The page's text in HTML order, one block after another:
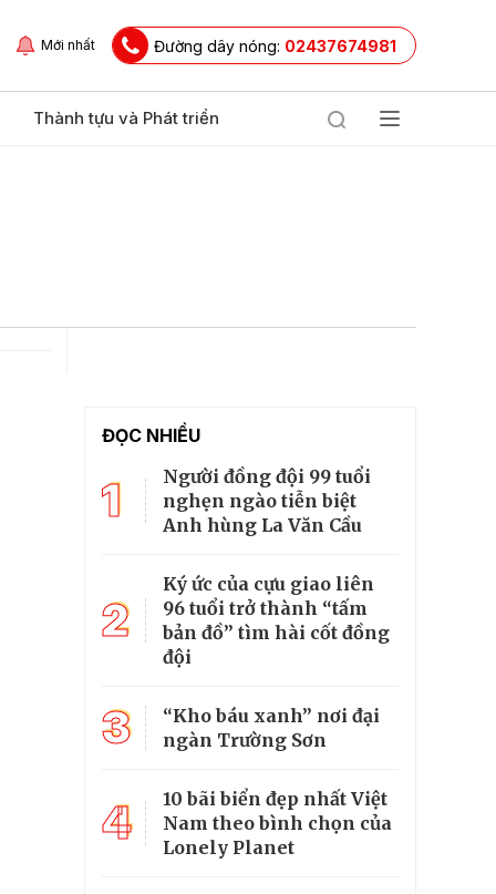
Mới nhất Đường dây nóng: 02437674981
Thành tựu và Phát triển
ĐỌC NHIỀU
1
Người đồng đội 99 tuổi
nghẹn ngào tiễn biệt
Anh hùng La Văn Cầu
2
Ký ức của cựu giao liên
96 tuổi trở thành “tấm
bản đồ” tìm hài cốt đồng
đội
3
“Kho báu xanh” nơi đại
ngàn Trường Sơn
4
10 bãi biển đẹp nhất Việt
Nam theo bình chọn của
Lonely Planet